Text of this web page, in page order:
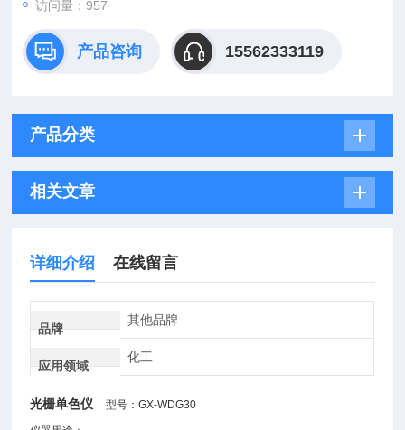
访问量：957
产品咨询 15562333119
产品分类
相关文章
详细介绍 在线留言
品牌
其他品牌
应用领域
化工
光栅单色仪 型号：GX-WDG30